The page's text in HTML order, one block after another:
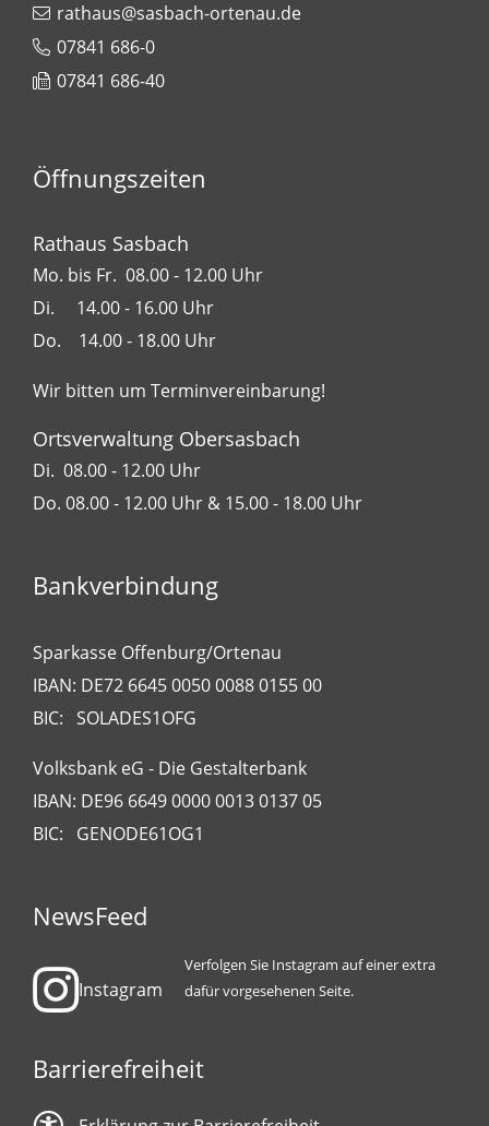
rathaus@sasbach-ortenau.de
07841 686-0
07841 686-40
Öffnungszeiten
Rathaus Sasbach
Mo. bis Fr. 08.00 - 12.00 Uhr
Di. 14.00 - 16.00 Uhr
Do. 14.00 - 18.00 Uhr
Wir bitten um Terminvereinbarung!
Ortsverwaltung Obersasbach
Di. 08.00 - 12.00 Uhr
Do. 08.00 - 12.00 Uhr & 15.00 - 18.00 Uhr
Bankverbindung
Sparkasse Offenburg/Ortenau
IBAN: DE72 6645 0050 0088 0155 00
BIC: SOLADES1OFG
Volksbank eG - Die Gestalterbank
IBAN: DE96 6649 0000 0013 0137 05
BIC: GENODE61OG1
NewsFeed
Instagram
Verfolgen Sie Instagram auf einer extra
dafür vorgesehenen Seite.
Barrierefreiheit